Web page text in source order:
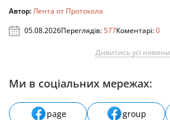
Автор:Лента от Протокола
05.08.2026Переглядів:577Коментарі:0
Дивитись усі новини
Ми в соціальних мережах:
page group